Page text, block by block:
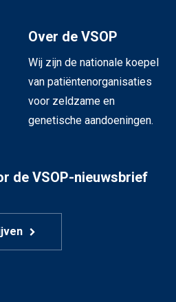
Over de VSOP
Wij zijn de nationale koepel
van patiëntenorganisaties
voor zeldzame en
genetische aandoeningen.
de VSOP-nieuwsbrief